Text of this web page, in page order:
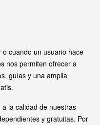
cuando un usuario hace
nos permiten ofrecer a
guías y una amplia
la calidad de nuestras
y gratuitas. Por